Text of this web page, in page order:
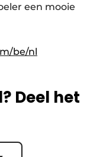
een mooie
be/nl
Deel het